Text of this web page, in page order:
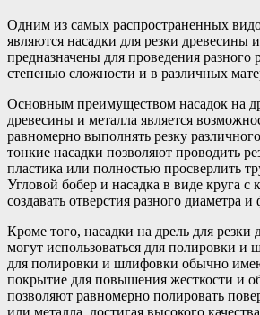
Одним из самых распространенных
являются насадки для резки древесины
предназначены для проведения разного
степенью сложности и в различных
Основным преимуществом насадок на
древесины и металла является
равномерно выполнять резку
тонкие насадки позволяют проводить
пластика или полностью просверлить
Угловой бобер и насадка в виде круга с
создавать отверстия разного диаметра
Кроме того, насадки на дрель для резки
могут использоваться для полировки и
для полировки и шлифовки обычно
покрытие для повышения жесткости и
позволяют равномерно полировать
или металла, достигая высокого